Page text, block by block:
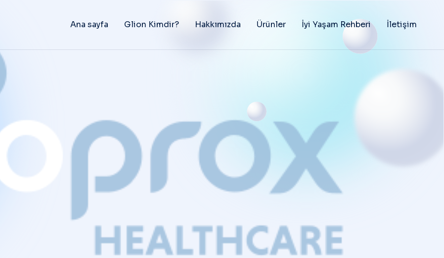
Ana sayfa Glion Kimdir? Hakkımızda Ürünler İyi Yaşam Rehberi İletişim